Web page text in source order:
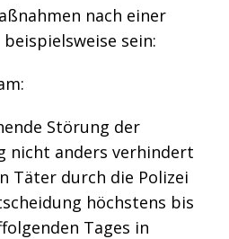
nach einer
sein:
Störung der
nicht anders verhindert
Täter durch die Polizei
höchstens bis
Tages in